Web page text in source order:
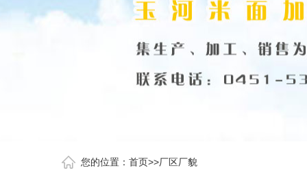
您的位置： 首页>>厂区厂貌